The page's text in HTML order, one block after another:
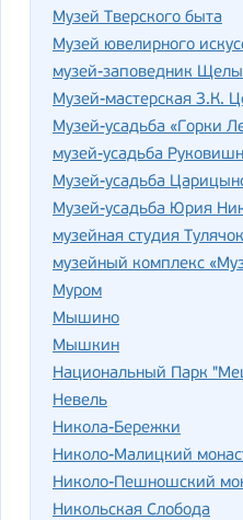
Музей Тверского быта
Музей ювелирного
музей-заповедник
Музей-мастерская З.К.
Музей-усадьба «Горки
музей-усадьба
Музей-усадьба
Музей-усадьба Юрия
музейная студия Тулячок
музейный комплекс
Муром
Мышино
Мышкин
Национальный Парк
Невель
Никола-Бережки
Николо-Малицкий
Николо-Пешношский
Никольская Слобода